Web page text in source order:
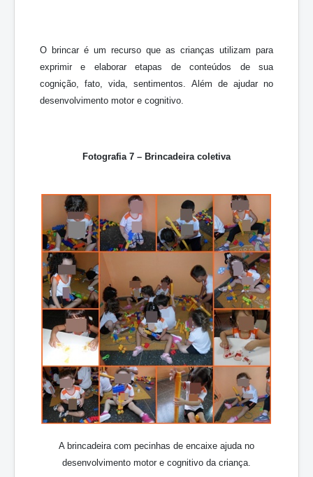
O brincar é um recurso que as crianças utilizam para
exprimir e elaborar etapas de conteúdos de sua
cognição, fato, vida, sentimentos. Além de ajudar no
desenvolvimento motor e cognitivo.
Fotografia 7 – Brincadeira coletiva
A brincadeira com pecinhas de encaixe ajuda no
desenvolvimento motor e cognitivo da criança.